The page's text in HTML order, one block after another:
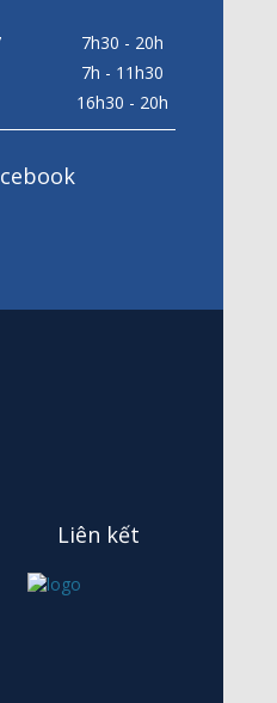
7h30 - 20h
7h - 11h30
16h30 - 20h
Liên kết